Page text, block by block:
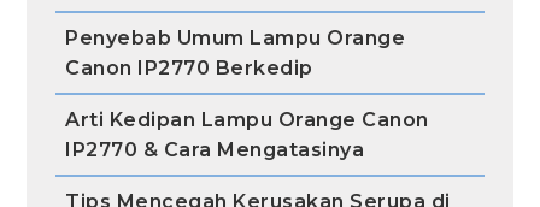
Penyebab Umum Lampu Orange
Canon IP2770 Berkedip
Arti Kedipan Lampu Orange Canon
IP2770 & Cara Mengatasinya
Tips Mencegah Kerusakan Serupa di